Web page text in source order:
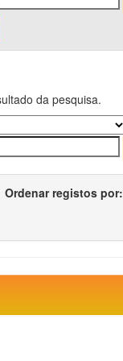
da pesquisa.
Ordenar registos por: